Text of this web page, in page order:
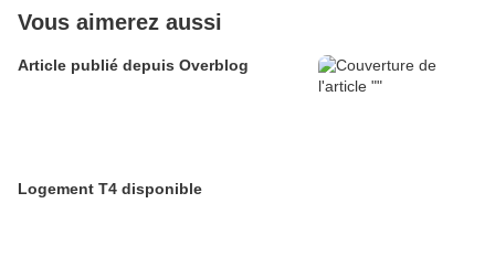
Vous aimerez aussi
Article publié depuis Overblog
Logement T4 disponible